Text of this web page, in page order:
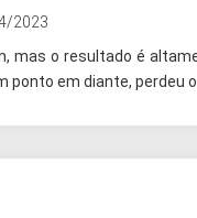
2023
mas o resultado é
ponto em diante, perdeu